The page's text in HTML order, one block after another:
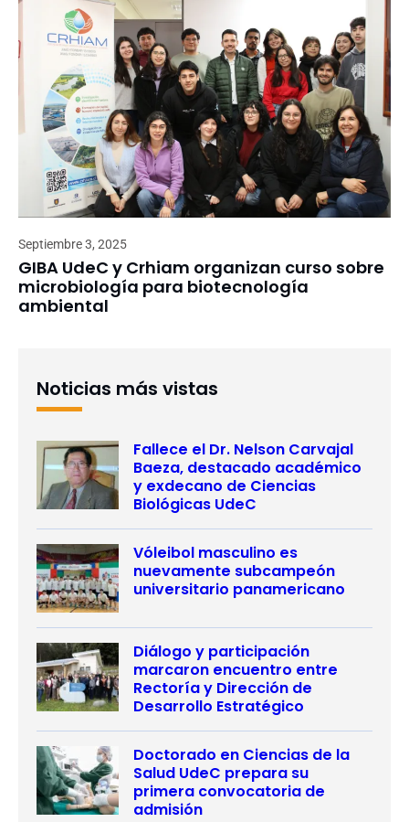
Septiembre 3, 2025
GIBA UdeC y Crhiam organizan curso sobre
microbiología para biotecnología
ambiental
Noticias más vistas
Fallece el Dr. Nelson Carvajal
Baeza, destacado académico
y exdecano de Ciencias
Biológicas UdeC
Vóleibol masculino es
nuevamente subcampeón
universitario panamericano
Diálogo y participación
marcaron encuentro entre
Rectoría y Dirección de
Desarrollo Estratégico
Doctorado en Ciencias de la
Salud UdeC prepara su
primera convocatoria de
admisión